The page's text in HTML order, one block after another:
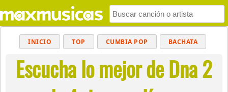
INICIO TOP CUMBIA POP BACHATA
MUSICA CRISTIANA REGGAETON
BALADAS ALTERNATIVO ELECTRÓNICA
Escucha lo mejor de Dna 2